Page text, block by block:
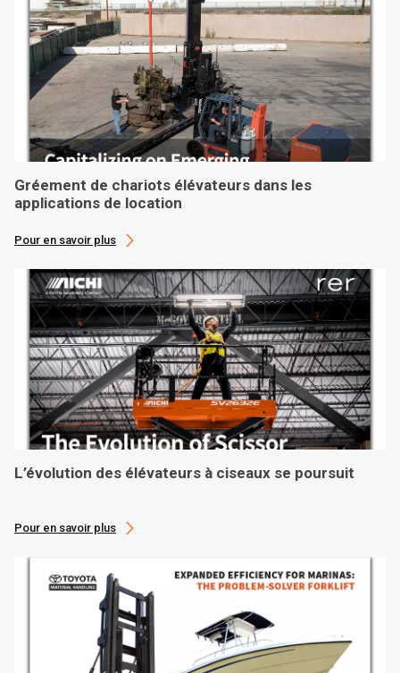
Gréement de chariots élévateurs dans les
applications de location
Pour en savoir plus
L’évolution des élévateurs à ciseaux se poursuit
Pour en savoir plus